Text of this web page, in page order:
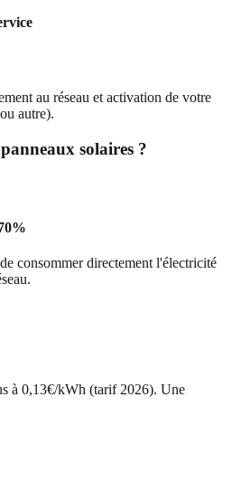
au réseau et activation de votre
autre).
solaires ?
consommer directement l'électricité
à 0,13€/kWh (tarif 2026). Une